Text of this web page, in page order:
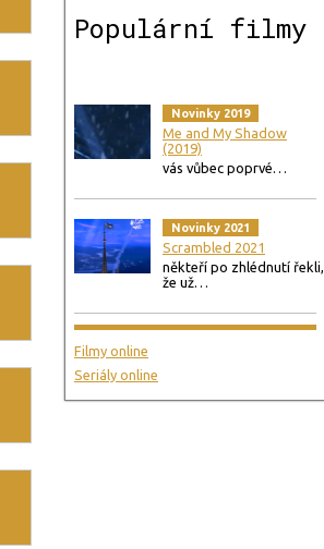
Populární filmy
Novinky 2019
Me and My Shadow
(2019)
vás vůbec poprvé…
Novinky 2021
Scrambled 2021
někteří po zhlédnutí řekli,
že už…
Filmy online
Seriály online